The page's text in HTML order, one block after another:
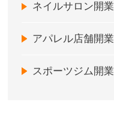
ネイルサロン開業
アパレル店舗開業
スポーツジム開業